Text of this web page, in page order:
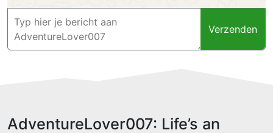
Verzenden
AdventureLover007: Life’s an